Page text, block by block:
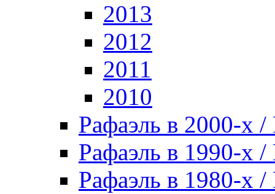
2013
2012
2011
2010
Рафаэль в 2000-х /
Рафаэль в 1990-х /
Рафаэль в 1980-х /